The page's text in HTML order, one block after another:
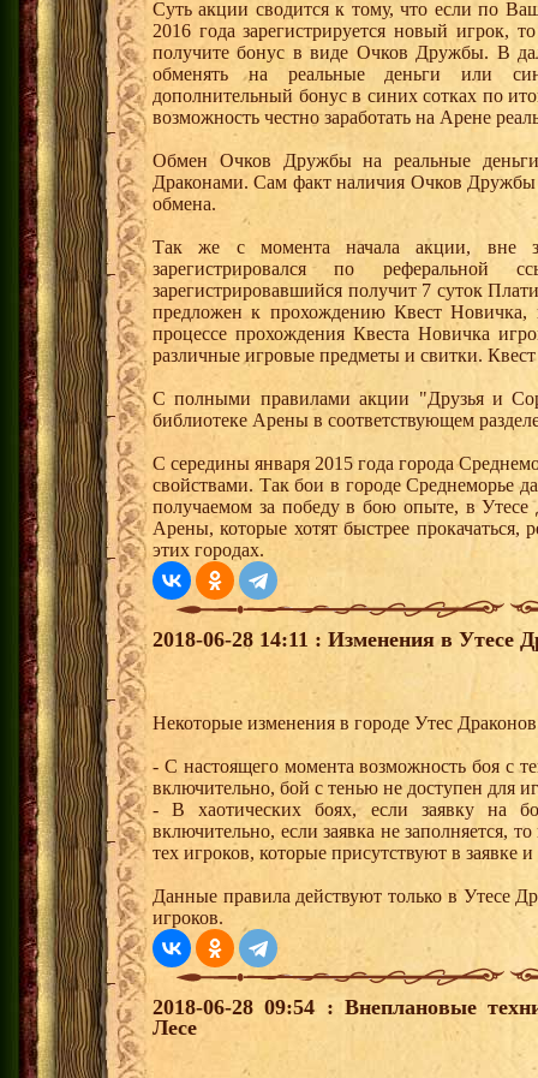
Суть акции сводится к тому, что если по
2016 года зарегистрируется новый
получите бонус в виде Очков Дружбы. В
обменять на реальные деньги или
дополнительный бонус в синих сотках по
возможность честно заработать на Арене
Обмен Очков Дружбы на реальные деньги
Драконами. Сам факт наличия Очков Дружбы
обмена.
Так же с момента начала акции, вне
зарегистрировался по
зарегистрировавшийся получит 7 суток
предложен к прохождению Квест
процессе прохождения Квеста Новичка
различные игровые предметы и свитки.
С полными правилами акции "Друзья и
библиотеке Арены в соответствующем
С середины января 2015 года города
свойствами. Так бои в городе Среднеморье
получаемом за победу в бою опыте, в
Арены, которые хотят быстрее прокачаться,
этих городах.
2018-06-28 14:11 : Изменения в Утесе
Некоторые изменения в городе Утес
- С настоящего момента возможность боя с
включительно, бой с тенью не доступен для
- В хаотических боях, если заявку на
включительно, если заявка не заполняется,
тех игроков, которые присутствуют в заявке
Данные правила действуют только в Утесе
игроков.
2018-06-28 09:54 : Внеплановые
Лесе